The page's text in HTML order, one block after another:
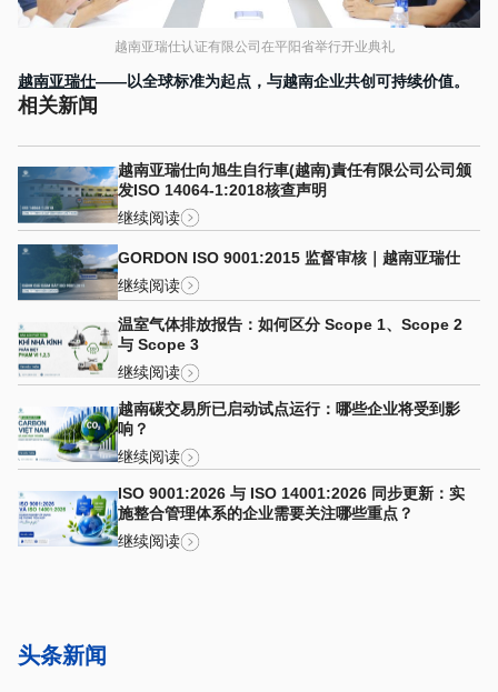
越南亚瑞仕认证有限公司在平阳省举行开业典礼
越南亚瑞仕——以全球标准为起点，与越南企业共创可持续价值。
相关新闻
越南亚瑞仕向旭生自行車(越南)責任有限公司公司颁
发ISO 14064-1:2018核查声明
继续阅读
GORDON ISO 9001:2015 监督审核｜越南亚瑞仕
继续阅读
温室气体排放报告：如何区分 Scope 1、Scope 2
与 Scope 3
继续阅读
越南碳交易所已启动试点运行：哪些企业将受到影
响？
继续阅读
ISO 9001:2026 与 ISO 14001:2026 同步更新：实
施整合管理体系的企业需要关注哪些重点？
继续阅读
头条新闻